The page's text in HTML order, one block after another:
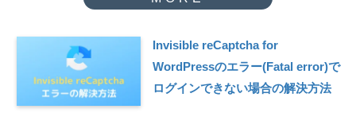
Invisible reCaptcha for
WordPressのエラー(Fatal error)で
ログインできない場合の解決方法